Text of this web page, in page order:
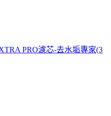
PRO濾芯-去水垢專家(3